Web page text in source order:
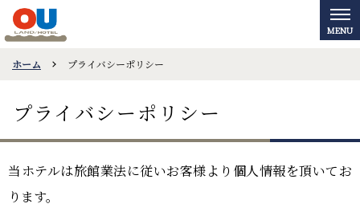
ホーム プライバシーポリシー
プライバシーポリシー
当ホテルは旅館業法に従いお客様より個人情報を頂いてお
ります。